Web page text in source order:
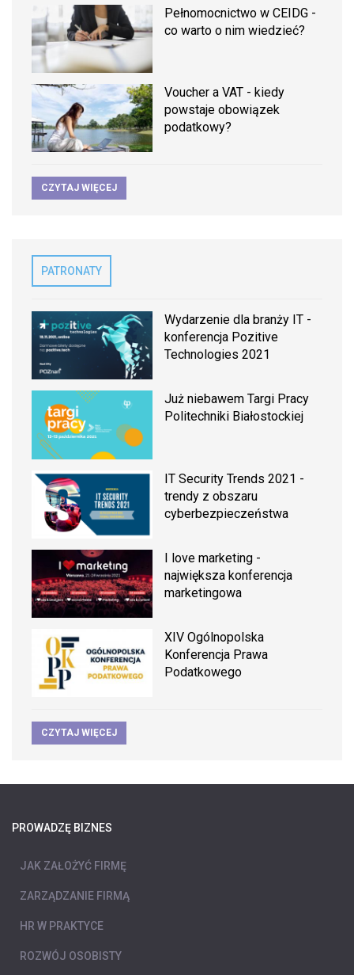
Pełnomocnictwo w CEIDG -
co warto o nim wiedzieć?
Voucher a VAT - kiedy
powstaje obowiązek
podatkowy?
CZYTAJ WIĘCEJ
PATRONATY
Wydarzenie dla branży IT -
konferencja Pozitive
Technologies 2021
Już niebawem Targi Pracy
Politechniki Białostockiej
IT Security Trends 2021 -
trendy z obszaru
cyberbezpieczeństwa
I love marketing -
największa konferencja
marketingowa
XIV Ogólnopolska
Konferencja Prawa
Podatkowego
CZYTAJ WIĘCEJ
PROWADZĘ BIZNES
JAK ZAŁOŻYĆ FIRMĘ
ZARZĄDZANIE FIRMĄ
HR W PRAKTYCE
ROZWÓJ OSOBISTY